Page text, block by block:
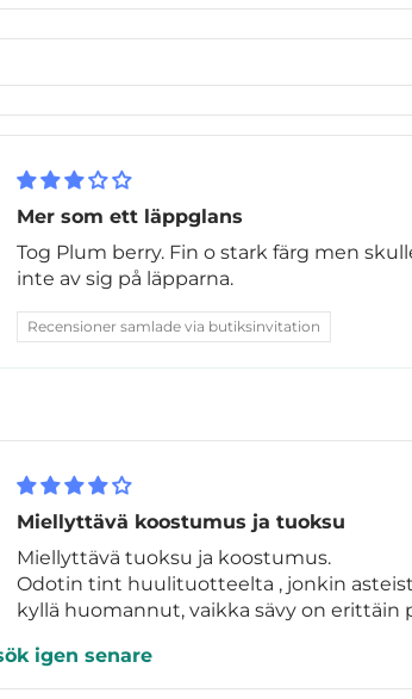
Mer som ett läppglans
Tog Plum berry. Fin o stark färg men
inte av sig på läpparna.
Recensioner samlade via butiksinvitation
Miellyttävä koostumus ja tuoksu
Miellyttävä tuoksu ja koostumus.
Odotin tint huulituotteelta , jonkin
kyllä huomannut, vaikka sävy on erittäin
igen senare